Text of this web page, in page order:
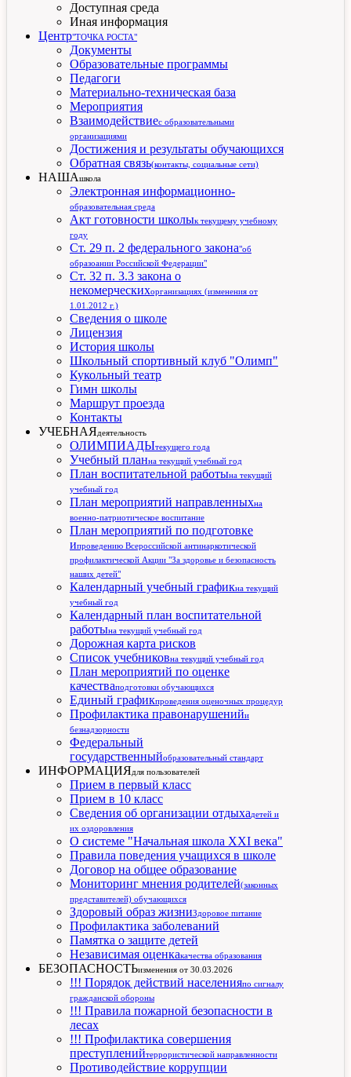
Доступная среда
Иная информация
Центр"ТОЧКА РОСТА"
Документы
Образовательные программы
Педагоги
Материально-техническая база
Мероприятия
Взаимодействиес образовательными
организациями
Достижения и результаты обучающихся
Обратная связь(контакты, социальные сети)
НАШАшкола
Электронная информационно-
образовательная среда
Акт готовности школык текущему учебному
году
Ст. 29 п. 2 федерального закона"об
образоании Российской Федерации"
Ст. 32 п. 3.3 закона о
некомерческихорганизациях (изменения от
1.01.2012 г.)
Сведения о школе
Лицензия
История школы
Школьный спортивный клуб "Олимп"
Кукольный театр
Гимн школы
Маршрут проезда
Контакты
УЧЕБНАЯдеятельность
ОЛИМПИАДЫтекущего года
Учебный планна текущий учебный год
План воспитательной работына текущий
учебный год
План мероприятий направленныхна
военно-патриотическое воспитание
План мероприятий по подготовке
ипроведению Всероссийской антинаркотической
профилактической Акции "За здоровье и безопасность
наших детей"
Календарный учебный графикна текущий
учебный год
Календарный план воспитательной
работына текущий учебный год
Дорожная карта рисков
Список учебниковна текущий учебный год
План мероприятий по оценке
качестваподготовки обучающихся
Единый графикпроведения оценочных процедур
Профилактика правонарушенийи
безнадзорности
Федеральный
государственныйобразовательный стандарт
ИНФОРМАЦИЯдля пользователей
Прием в первый класс
Прием в 10 класс
Сведения об организации отдыхадетей и
их оздоровления
О системе "Начальная школа XXI века"
Правила поведения учащихся в школе
Договор на общее образование
Мониторинг мнения родителей(законных
представителей) обучающихся
Здоровый образ жизниЗдоровое питание
Профилактика заболеваний
Памятка о защите детей
Независимая оценкакачества образования
БЕЗОПАСНОСТЬизменения от 30.03.2026
!!! Порядок действий населенияпо сигналу
гражданской обороны
!!! Правила пожарной безопасности в
лесах
!!! Профилактика совершения
преступленийтеррористической направленности
Противодействие коррупции